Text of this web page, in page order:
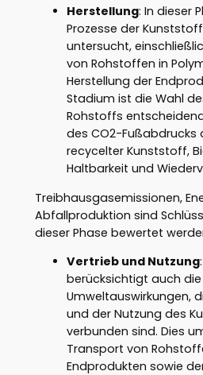
Herstellung: In dieser
Prozesse der
untersucht,
von Rohstoffen in
Herstellung der
Stadium ist die Wahl
Rohstoffs
des CO2-Fußabdrucks
recycelter Kunststoff,
Haltbarkeit und
Treibhausgasemissionen,
Abfallproduktion sind
dieser Phase bewertet
Vertrieb und Nutzung
berücksichtigt auch die
Umweltauswirkungen,
und der Nutzung des
verbunden sind. Dies
Transport von
Endprodukten sowie